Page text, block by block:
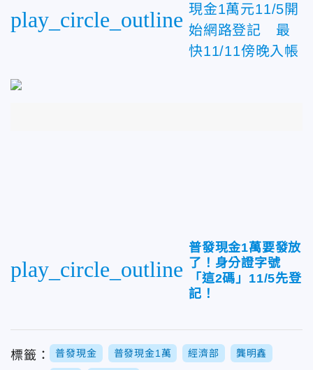
play_circle_outline 現金1萬元11/5開
始網路登記 最
快11/11傍晚入帳
play_circle_outline
普發現金1萬要發放
了！身分證字號
「這2碼」11/5先登
記！
標籤： 普發現金 普發現金1萬 經濟部 龔明鑫